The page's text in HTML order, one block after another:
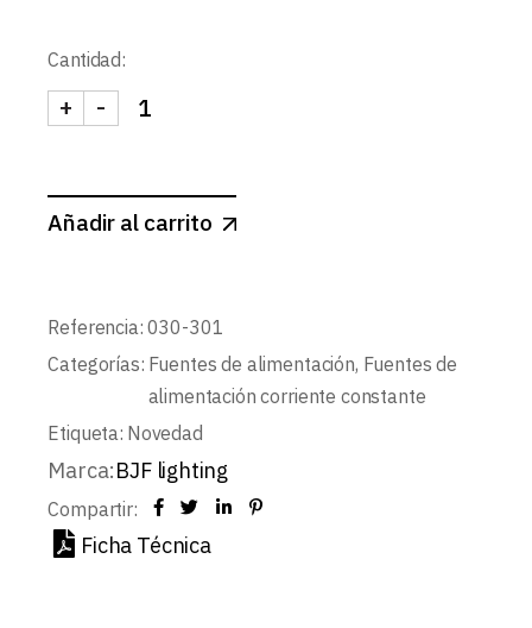
Cantidad:
FUENTE CORRIENTE CONSTANTE 3-31,5 VDC
-
+
Añadir al carrito
Referencia: 030-301
Categorías: Fuentes de alimentación, Fuentes de
alimentación corriente constante
Etiqueta: Novedad
Marca:BJF lighting
Compartir:
Ficha Técnica